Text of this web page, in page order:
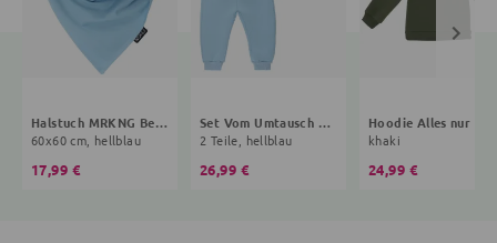
Halstuch MRKNG Bestseller Kollektion
60x60 cm, hellblau
17,99 €
Set Vom Umtausch ausgeschlossen Bestseller Kollektion
2 Teile, hellblau
26,99 €
khaki
24,99 €